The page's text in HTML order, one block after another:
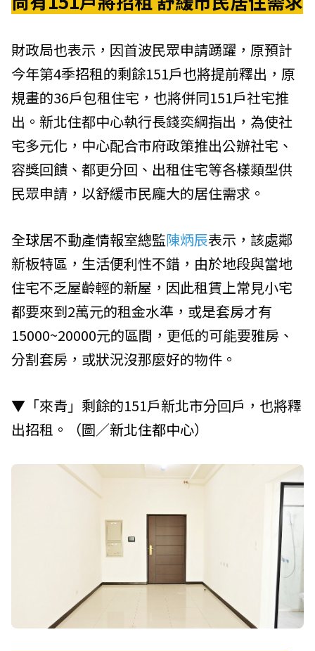
財政局也表示，因首波民眾申請踴躍，原預計
今年第4季招租的剩餘151戶也將提前釋出，原
規畫的36戶包租住宅，也將併同151戶社宅推
出。新北住都中心執行長錢奕綱指出，為使社
宅多元化，中心配合市府政策推出公辦社宅、
容獎回饋、都更分回、出租住宅等各樣類型供
民眾申請，以舒緩市民龐大的居住需求。
全球居不動產情報室總監陳炳辰表示，該處鄰
新板特區，生活便利性不錯，由於地段與當地
住宅不乏屋齡輕的新屋，因此租賃上常見小宅
都要來到2萬元的租金水準，或是套房才有
15000~20000元的區間，更低的可能要雅房、
分割套房，或狀況沒那麼好的物件。
▼「來青」剩餘的151戶新北市分回戶，也將釋
出招租。（圖／新北住都中心）